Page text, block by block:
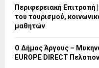
Περιφερειακή
του τουρισμού,
μαθητών
Ο Δήμος Άργους –
EUROPE DIRECT